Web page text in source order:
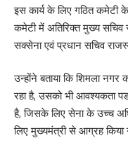
इस कार्य के लिए गठित कमेटी
कमेटी में अतिरिक्त मुख्य सचिव
सक्सेना एवं प्रधान सचिव
उन्होंने बताया कि शिमला नगर
रहा है, उसको भी आवश्यकता
है, जिसके लिए सेना के उच्च
लिए मुख्यमंत्री से आग्रह किया